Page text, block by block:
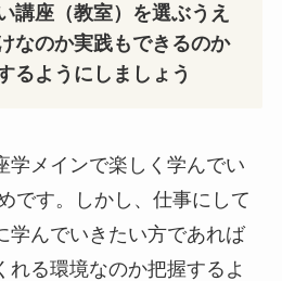
講座（教室）を選ぶうえ
なのか実践もできるのか
るようにしましょう
学メインで楽しく学んでい
です。しかし、仕事にして
学んでいきたい方であれば
れる環境なのか把握するよ